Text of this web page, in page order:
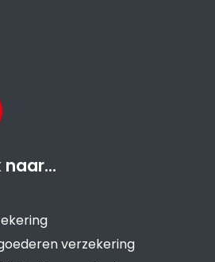
naar…
verzekering